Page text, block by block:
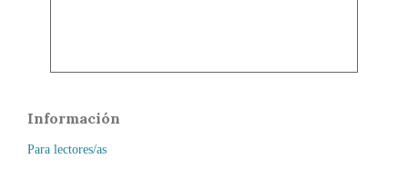
Información
Para lectores/as